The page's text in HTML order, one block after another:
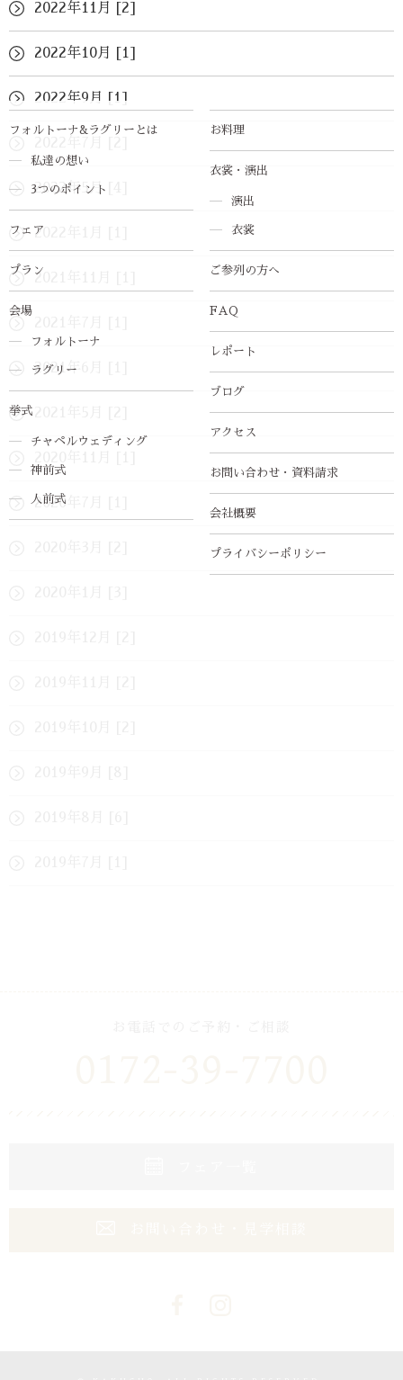
フォルトーナ&ラグリーとは
私達の想い
3つのポイント
フェア
プラン
会場
フォルトーナ
ラグリー
挙式
チャペルウェディング
神前式
人前式
お料理
衣裳・演出
演出
衣裳
ご参列の方へ
FAQ
レポート
ブログ
アクセス
お問い合わせ・資料請求
会社概要
プライバシーポリシー
2022年11月 [2]
2022年10月 [1]
2022年9月 [1]
2022年5月 [4]
2022年1月 [1]
2021年11月 [1]
2021年6月 [1]
2020年7月 [1]